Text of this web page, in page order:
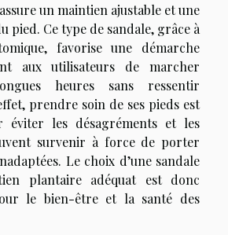
un maintien ajustable et une
pied. Ce type de sandale, grâce à
favorise une démarche
aux utilisateurs de marcher
heures sans ressentir
prendre soin de ses pieds est
éviter les désagréments et les
survenir à force de porter
Le choix d’une sandale
plantaire adéquat est donc
le bien-être et la santé des